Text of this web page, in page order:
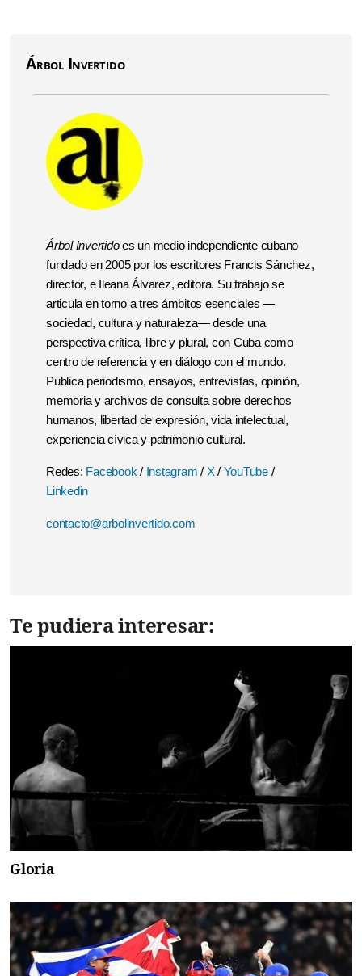
Árbol Invertido
Árbol Invertidoes un medio independiente cubano
fundado en 2005 por los escritores Francis Sánchez,
director, e Ileana Álvarez, editora. Su trabajo se
articula en torno a tres ámbitos esenciales —
sociedad, cultura y naturaleza— desde una
perspectiva crítica, libre y plural, con Cuba como
centro de referencia y en diálogo con el mundo.
Publica periodismo, ensayos, entrevistas, opinión,
memoria y archivos de consulta sobre derechos
humanos, libertad de expresión, vida intelectual,
experiencia cívica y patrimonio cultural.
Redes: Facebook / Instagram / X/ YouTube /
Linkedin
contacto@arbolinvertido.com
Te pudiera interesar:
Gloria